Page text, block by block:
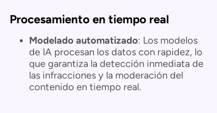
Procesamiento en tiempo real
Modelado automatizado: Los modelos
de IA procesan los datos con rapidez, lo
que garantiza la detección inmediata de
las infracciones y la moderación del
contenido en tiempo real.